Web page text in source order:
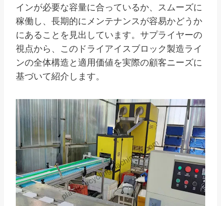
インが必要な容量に合っているか、スムーズに
稼働し、長期的にメンテナンスが容易かどうか
にあることを見出しています。サプライヤーの
視点から、このドライアイスブロック製造ライ
ンの全体構造と適用価値を実際の顧客ニーズに
基づいて紹介します。